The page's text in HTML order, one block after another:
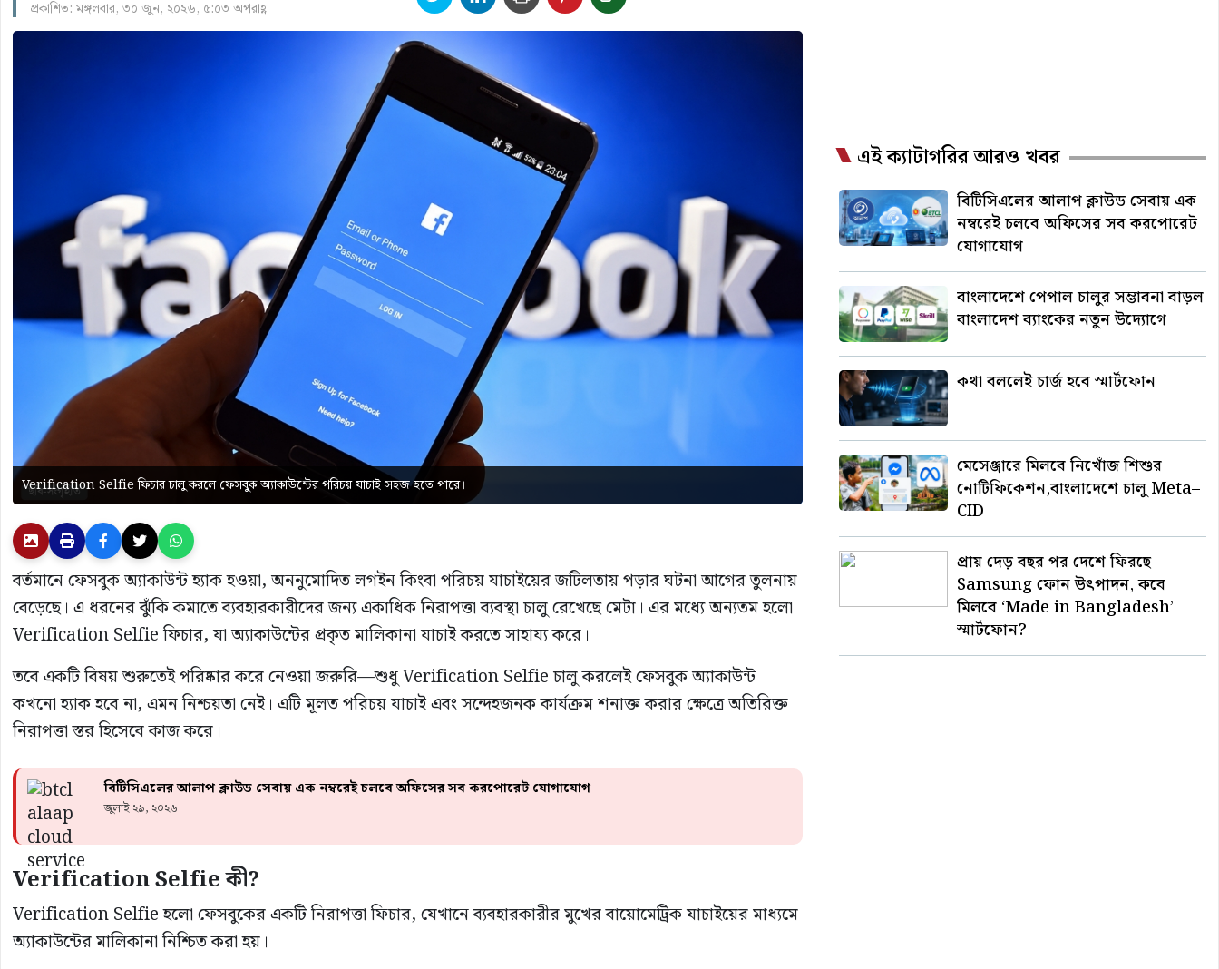
প্রকাশিত: মঙ্গলবার, ৩০ জুন, ২০২৬, ৫:০৩ অপরাহ্ণ
Verification Selfie ফিচার চালু করলে ফেসবুক অ্যাকাউন্টের পরিচয় যাচাই সহজ হতে পারে।
বর্তমানে ফেসবুক অ্যাকাউন্ট হ্যাক হওয়া, অননুমোদিত লগইন কিংবা পরিচয় যাচাইয়ের জটিলতায় পড়ার ঘটনা আগের তুলনায়
বেড়েছে। এ ধরনের ঝুঁকি কমাতে ব্যবহারকারীদের জন্য একাধিক নিরাপত্তা ব্যবস্থা চালু রেখেছে মেটা। এর মধ্যে অন্যতম হলো
Verification Selfie ফিচার, যা অ্যাকাউন্টের প্রকৃত মালিকানা যাচাই করতে সাহায্য করে।
তবে একটি বিষয় শুরুতেই পরিষ্কার করে নেওয়া জরুরি—শুধু Verification Selfie চালু করলেই ফেসবুক অ্যাকাউন্ট
কখনো হ্যাক হবে না, এমন নিশ্চয়তা নেই। এটি মূলত পরিচয় যাচাই এবং সন্দেহজনক কার্যক্রম শনাক্ত করার ক্ষেত্রে অতিরিক্ত
নিরাপত্তা স্তর হিসেবে কাজ করে।
বিটিসিএলের আলাপ ক্লাউড সেবায় এক নম্বরেই চলবে অফিসের সব করপোরেট যোগাযোগ
জুলাই ২৯, ২০২৬
Verification Selfie কী?
Verification Selfie হলো ফেসবুকের একটি নিরাপত্তা ফিচার, যেখানে ব্যবহারকারীর মুখের বায়োমেট্রিক যাচাইয়ের মাধ্যমে
অ্যাকাউন্টের মালিকানা নিশ্চিত করা হয়।
এই ক্যাটাগরির আরও খবর
বিটিসিএলের আলাপ ক্লাউড সেবায় এক
নম্বরেই চলবে অফিসের সব করপোরেট
যোগাযোগ
বাংলাদেশে পেপাল চালুর সম্ভাবনা বাড়ল
বাংলাদেশ ব্যাংকের নতুন উদ্যোগে
কথা বললেই চার্জ হবে স্মার্টফোন
মেসেঞ্জারে মিলবে নিখোঁজ শিশুর
নোটিফিকেশন,বাংলাদেশে চালু Meta–
CID
প্রায় দেড় বছর পর দেশে ফিরছে
Samsung ফোন উৎপাদন, কবে
মিলবে ‘Made in Bangladesh’
স্মার্টফোন?